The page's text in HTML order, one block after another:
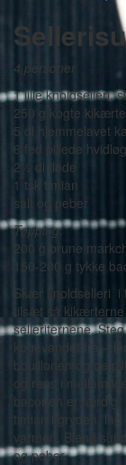
4 personer
1 lille knoldselleri,
250 g kogte
5 dl hjemmelavet
6 fed pillede hvidløg
2½ dl fløde
1 tsk timian
salt og peber
Topping:
200 g brune
150-200 g tykke
Skær knoldselleri i
tilsæt så
selleriternene.
kogevandet fra –
bouillonen og de
og rens i
baconen er færdig,
timian i gryden,
varmen. Blend
og peber.